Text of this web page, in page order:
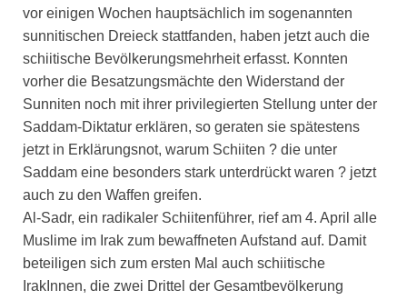
vor einigen Wochen hauptsächlich im sogenannten
sunnitischen Dreieck stattfanden, haben jetzt auch die
schiitische Bevölkerungsmehrheit erfasst. Konnten
vorher die Besatzungsmächte den Widerstand der
Sunniten noch mit ihrer privilegierten Stellung unter der
Saddam-Diktatur erklären, so geraten sie spätestens
jetzt in Erklärungsnot, warum Schiiten ? die unter
Saddam eine besonders stark unterdrückt waren ? jetzt
auch zu den Waffen greifen.
Al-Sadr, ein radikaler Schiitenführer, rief am 4. April alle
Muslime im Irak zum bewaffneten Aufstand auf. Damit
beteiligen sich zum ersten Mal auch schiitische
IrakInnen, die zwei Drittel der Gesamtbevölkerung